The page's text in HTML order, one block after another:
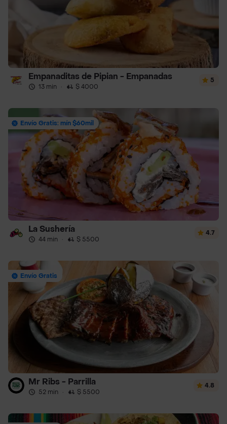
Empanaditas de Pipian - Empanadas
13 min · $ 4000
5
Envío Gratis: mín $60mil
La Sushería
44 min · $ 5500
4.7
Envío Gratis
Mr Ribs - Parrilla
52 min · $ 5500
4.8